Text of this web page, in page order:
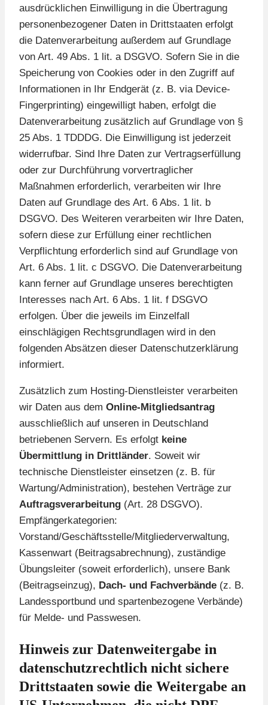
ausdrücklichen Einwilligung in die Übertragung
personenbezogener Daten in Drittstaaten erfolgt
die Datenverarbeitung außerdem auf Grundlage
von Art. 49 Abs. 1 lit. a DSGVO. Sofern Sie in die
Speicherung von Cookies oder in den Zugriff auf
Informationen in Ihr Endgerät (z. B. via Device-
Fingerprinting) eingewilligt haben, erfolgt die
Datenverarbeitung zusätzlich auf Grundlage von §
25 Abs. 1 TDDDG. Die Einwilligung ist jederzeit
widerrufbar. Sind Ihre Daten zur Vertragserfüllung
oder zur Durchführung vorvertraglicher
Maßnahmen erforderlich, verarbeiten wir Ihre
Daten auf Grundlage des Art. 6 Abs. 1 lit. b
DSGVO. Des Weiteren verarbeiten wir Ihre Daten,
sofern diese zur Erfüllung einer rechtlichen
Verpflichtung erforderlich sind auf Grundlage von
Art. 6 Abs. 1 lit. c DSGVO. Die Datenverarbeitung
kann ferner auf Grundlage unseres berechtigten
Interesses nach Art. 6 Abs. 1 lit. f DSGVO
erfolgen. Über die jeweils im Einzelfall
einschlägigen Rechtsgrundlagen wird in den
folgenden Absätzen dieser Datenschutzerklärung
informiert.
Zusätzlich zum Hosting-Dienstleister verarbeiten
wir Daten aus dem Online-Mitgliedsantrag
ausschließlich auf unseren in Deutschland
betriebenen Servern. Es erfolgt keine
Übermittlung in Drittländer. Soweit wir
technische Dienstleister einsetzen (z. B. für
Wartung/Administration), bestehen Verträge zur
Auftragsverarbeitung (Art. 28 DSGVO).
Empfängerkategorien:
Vorstand/Geschäftsstelle/Mitgliederverwaltung,
Kassenwart (Beitragsabrechnung), zuständige
Übungsleiter (soweit erforderlich), unsere Bank
(Beitragseinzug), Dach- und Fachverbände (z. B.
Landessportbund und spartenbezogene Verbände)
für Melde- und Passwesen.
Hinweis zur Datenweitergabe in
datenschutzrechtlich nicht sichere
Drittstaaten sowie die Weitergabe an